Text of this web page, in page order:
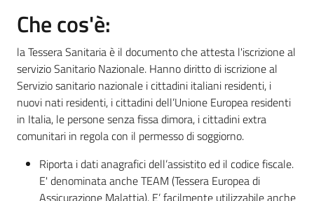
Informazioni
locali
Newsletter
Che cos'è:
la Tessera Sanitaria è il documento che attesta l'iscrizione al
servizio Sanitario Nazionale. Hanno diritto di iscrizione al
Servizio sanitario nazionale i cittadini italiani residenti, i
nuovi nati residenti, i cittadini dell’Unione Europea residenti
in Italia, le persone senza fissa dimora, i cittadini extra
comunitari in regola con il permesso di soggiorno.
Riporta i dati anagrafici dell’assistito ed il codice fiscale.
E' denominata anche TEAM (Tessera Europea di
Assicurazione Malattia). E’ facilmente utilizzabile anche